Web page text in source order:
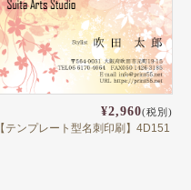
¥2,960(税別)
【テンプレート型名刺印刷】4D151